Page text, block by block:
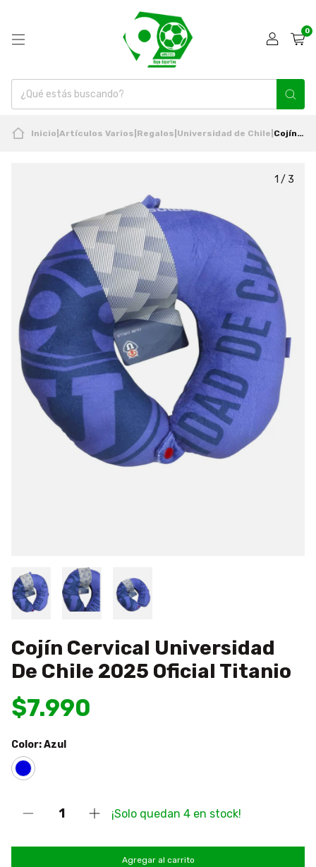
0
Inicio Artículos Varios Regalos Universidad de Chile Cojín Cervical Universidad De Chile 2025 Oficial Titanio
1 / 3
Cojín Cervical Universidad
De Chile 2025 Oficial Titanio
$7.990
Color:Azul
¡Solo quedan 4 en stock!